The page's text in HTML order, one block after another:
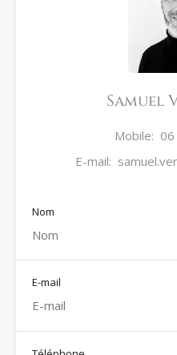
Samuel
Mobile:
E-mail:
Nom
E-mail